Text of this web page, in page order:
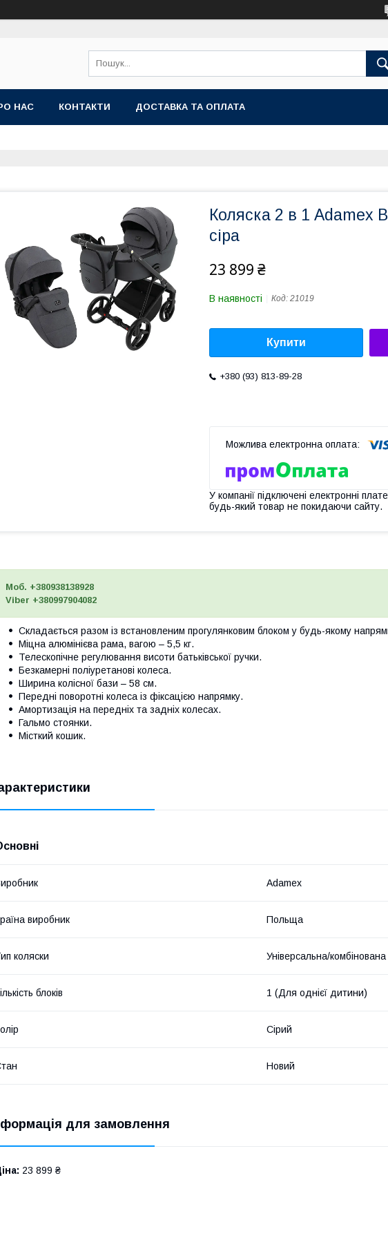
НАС КОНТАКТИ ДОСТАВКА ТА ОПЛАТА
Коляска 2 в 1 Adamex
сіра
23 899 ₴
В наявності Код: 21019
Купити
+380 (93) 813-89-28
У компанії підключені електронні
будь-який товар не покидаючи сайту.
Моб. +380938138928
Viber +380997904082
Складається разом із встановленим прогулянковим блоком у будь-якому
Міцна алюмінієва рама, вагою – 5,5 кг.
Телескопічне регулювання висоти батьківської ручки.
Безкамерні поліуретанові колеса.
Ширина колісної бази – 58 см.
Передні поворотні колеса із фіксацією напрямку.
Амортизація на передніх та задніх колесах.
Гальмо стоянки.
Місткий кошик.
Adamex
виробник Польща
коляски Універсальна/комбінована
блоків 1 (Для однієї дитини)
Сірий
Новий
для замовлення
23 899 ₴